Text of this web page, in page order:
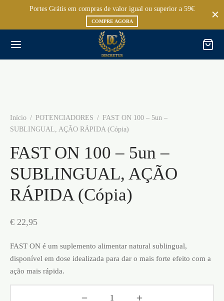
Portes Grátis em compras de valor igual ou superior a 59€
COMPRE AGORA
Início / POTENCIADORES / FAST ON 100 – 5un –
SUBLINGUAL, AÇÃO RÁPIDA (Cópia)
FAST ON 100 – 5un –
SUBLINGUAL, AÇÃO
RÁPIDA (Cópia)
€ 22,95
FAST ON é um suplemento alimentar natural sublingual,
disponível em dose idealizada para dar o mais forte efeito com a
ação mais rápida.